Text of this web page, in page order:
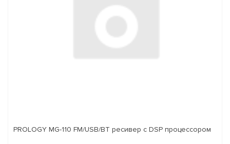
PROLOGY MG-110 FM/USB/BT ресивер с DSP процессором